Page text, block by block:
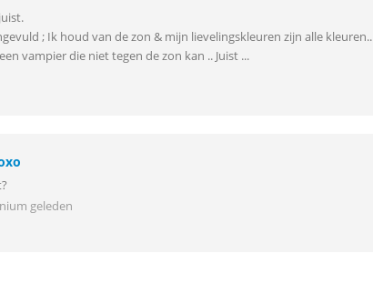
; Ik houd van de zon & mijn lievelingskleuren zijn alle kleuren..
vampier die niet tegen de zon kan .. Juist ...
geleden